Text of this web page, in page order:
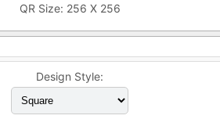
QR Size: 256 X 256
Design Style: